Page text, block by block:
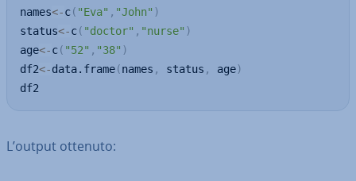
names<-c( "Eva" , "John" )
status<-c( "doctor" , "nurse" )
age<-c( "52" , "38" )
df2<-data.frame(names , status , age)
df2
L’output ottenuto: